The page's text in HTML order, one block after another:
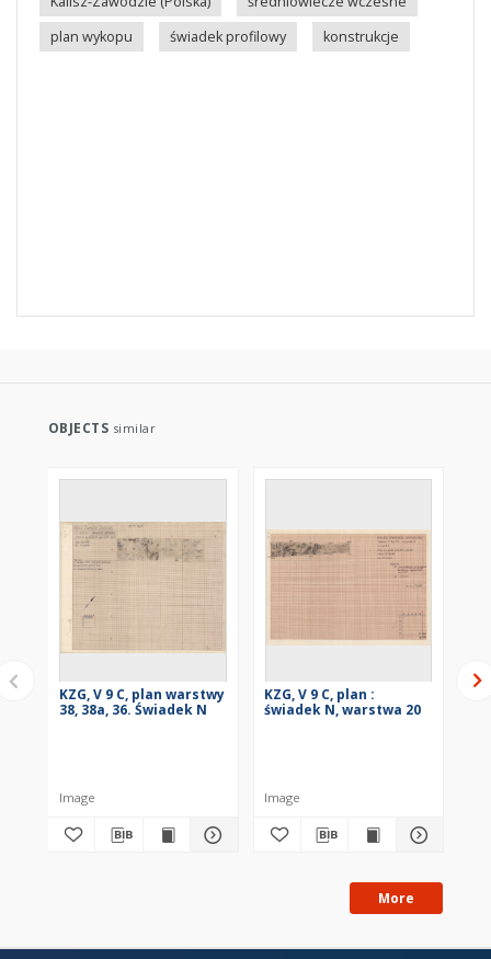
plan wykopu
świadek profilowy konstrukcje
OBJECTS similar
KZG, V 9 C, plan warstwy
38, 38a, 36. Świadek N
Image
KZG, V 9 C, plan :
świadek N, warstwa 20
Image
More